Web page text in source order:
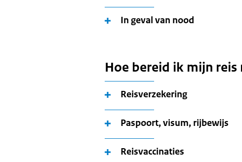
In geval van nood
Hoe bereid ik mijn reis
Reisverzekering
Paspoort, visum, rijbewijs
Reisvaccinaties